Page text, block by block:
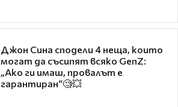
Джон Сина сподели 4 неща, които
могат да съсипят всяко GenZ:
„Ако ги имаш, провалът е
гарантиран“🧐💥